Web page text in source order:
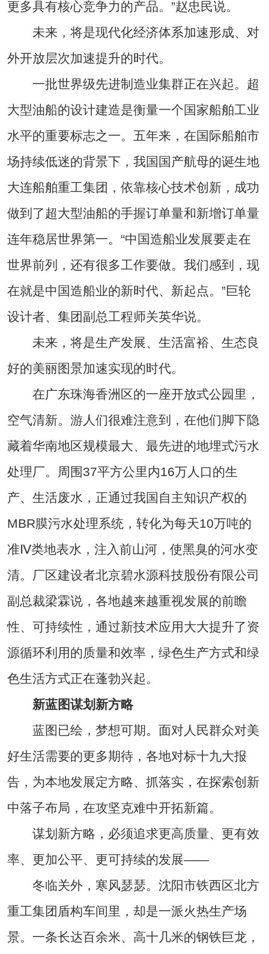
更多具有核心竞争力的产品。”赵忠民说。
未来，将是现代化经济体系加速形成、对
外开放层次加速提升的时代。
一批世界级先进制造业集群正在兴起。超
大型油船的设计建造是衡量一个国家船舶工业
水平的重要标志之一。五年来，在国际船舶市
场持续低迷的背景下，我国国产航母的诞生地
大连船舶重工集团，依靠核心技术创新，成功
做到了超大型油船的手握订单量和新增订单量
连年稳居世界第一。“中国造船业发展要走在
世界前列，还有很多工作要做。我们感到，现
在就是中国造船业的新时代、新起点。”巨轮
设计者、集团副总工程师关英华说。
未来，将是生产发展、生活富裕、生态良
好的美丽图景加速实现的时代。
在广东珠海香洲区的一座开放式公园里，
空气清新。游人们很难注意到，在他们脚下隐
藏着华南地区规模最大、最先进的地埋式污水
处理厂。周围37平方公里内16万人口的生
产、生活废水，正通过我国自主知识产权的
MBR膜污水处理系统，转化为每天10万吨的
准Ⅳ类地表水，注入前山河，使黑臭的河水变
清。厂区建设者北京碧水源科技股份有限公司
副总裁梁霖说，各地越来越重视发展的前瞻
性、可持续性，通过新技术应用大大提升了资
源循环利用的质量和效率，绿色生产方式和绿
色生活方式正在蓬勃兴起。
新蓝图谋划新方略
蓝图已绘，梦想可期。面对人民群众对美
好生活需要的更多期待，各地对标十九大报
告，为本地发展定方略、抓落实，在探索创新
中落子布局，在攻坚克难中开拓新篇。
谋划新方略，必须追求更高质量、更有效
率、更加公平、更可持续的发展——
冬临关外，寒风瑟瑟。沈阳市铁西区北方
重工集团盾构车间里，却是一派火热生产场
景。一条长达百余米、高十几米的钢铁巨龙，